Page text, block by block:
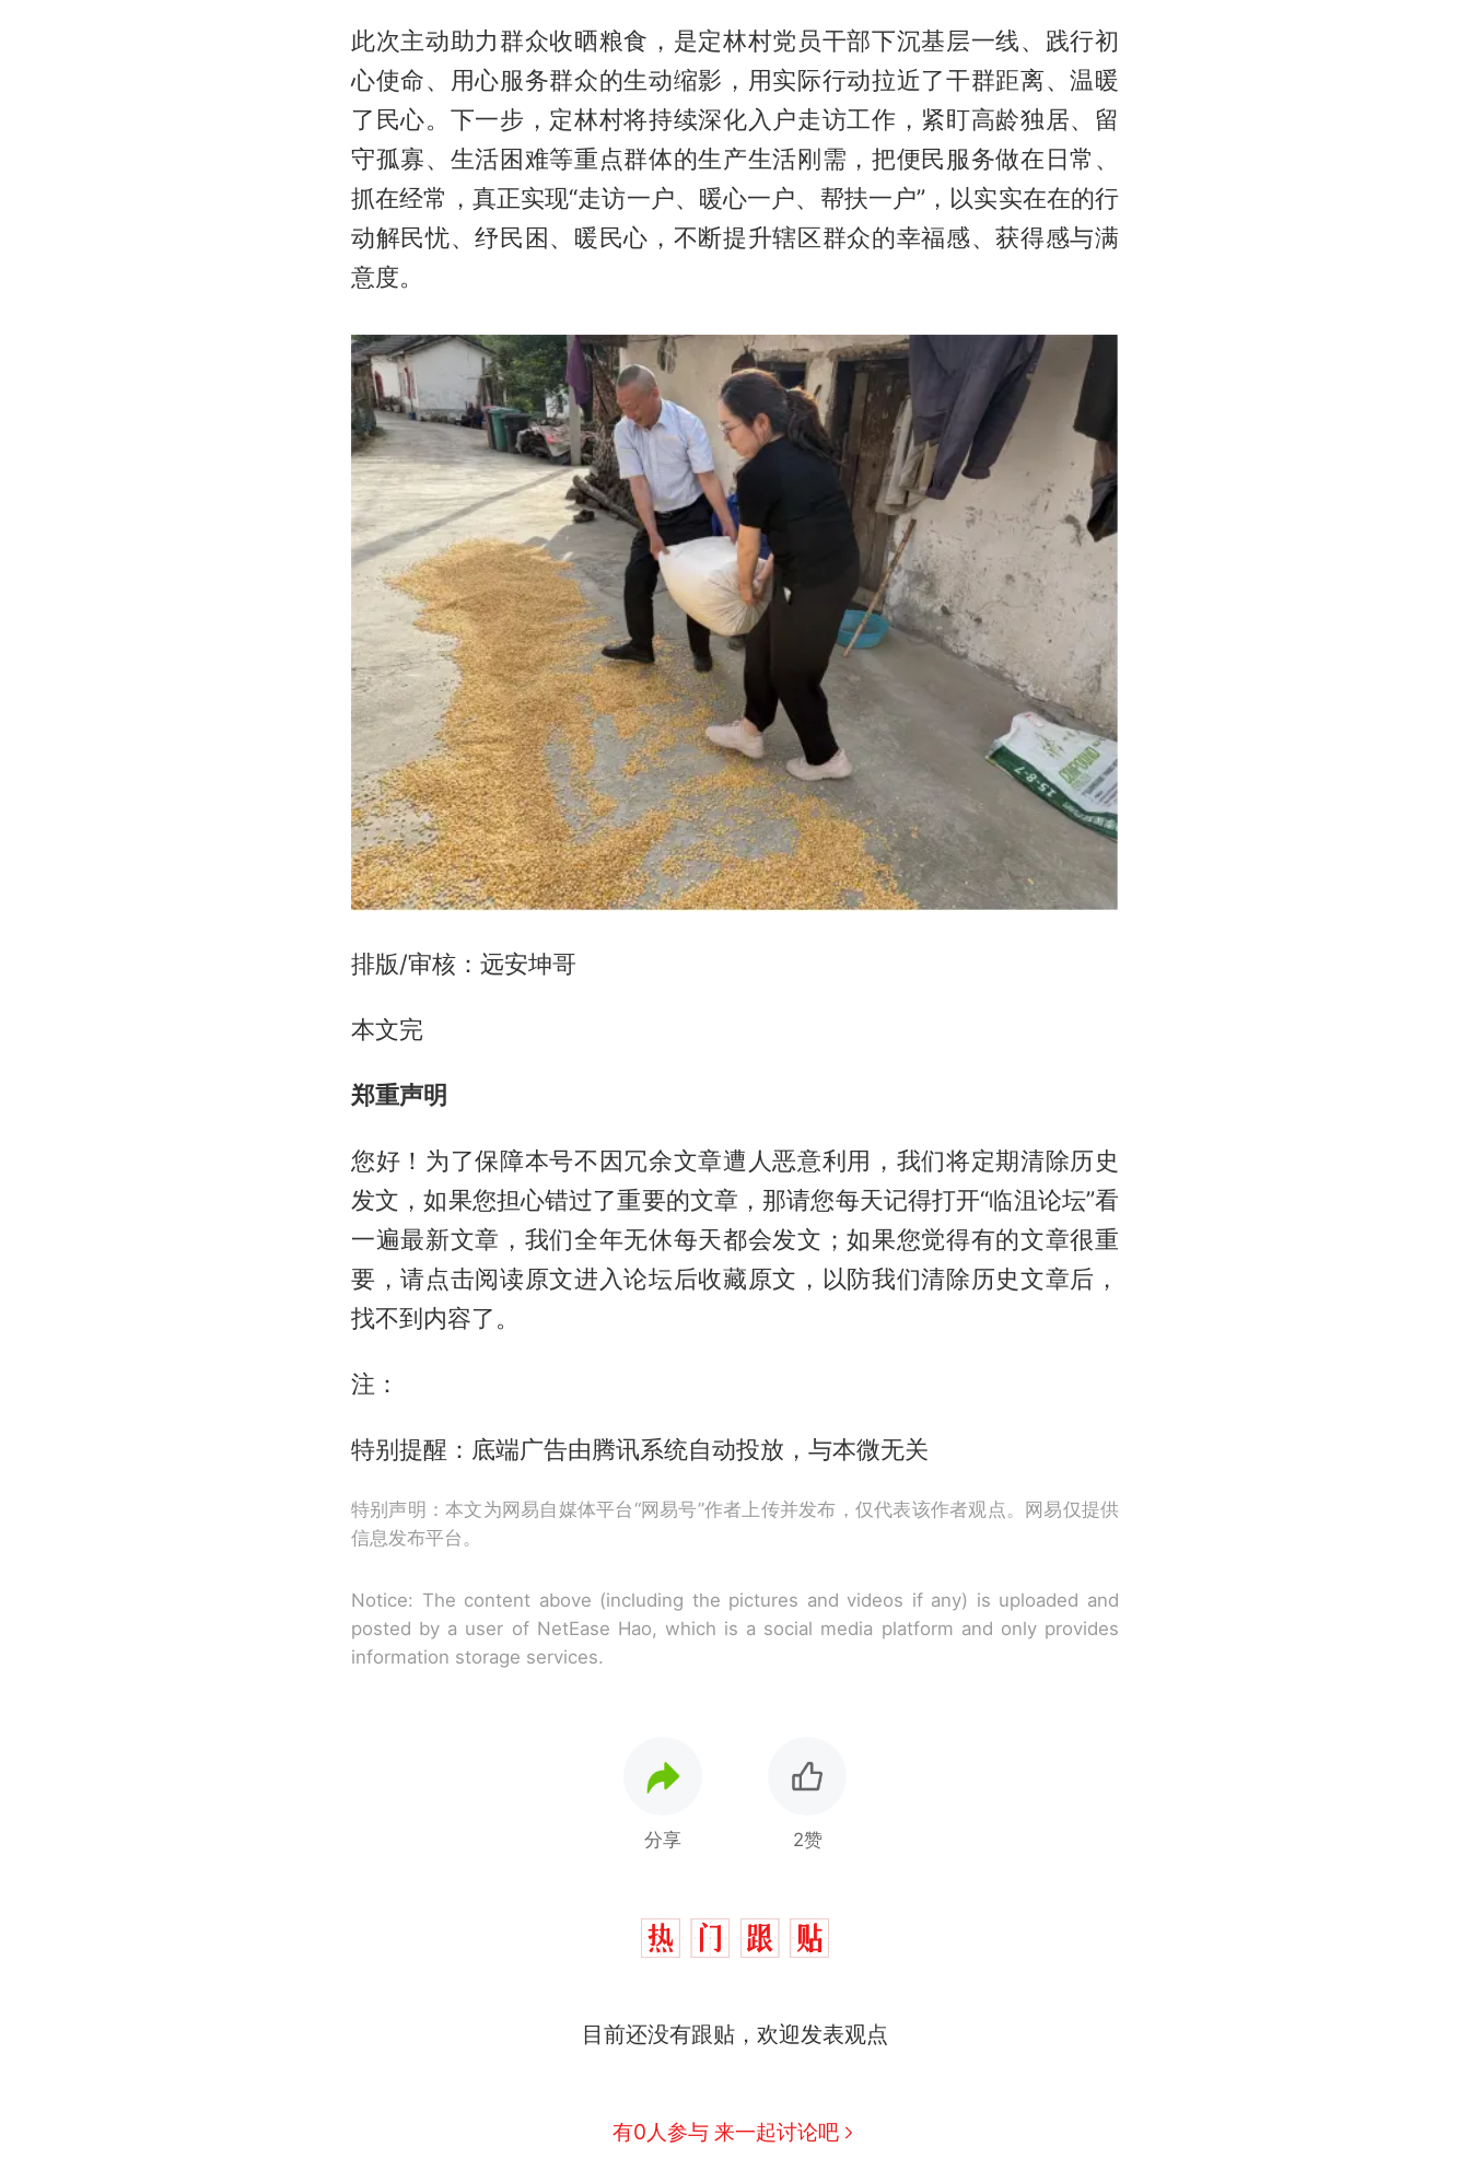
此次主动助力群众收晒粮食，是定林村党员干部下沉基层一线、践行初
心使命、用心服务群众的生动缩影，用实际行动拉近了干群距离、温暖
了民心。下一步，定林村将持续深化入户走访工作，紧盯高龄独居、留
守孤寡、生活困难等重点群体的生产生活刚需，把便民服务做在日常、
抓在经常，真正实现“走访一户、暖心一户、帮扶一户”，以实实在在的行
动解民忧、纾民困、暖民心，不断提升辖区群众的幸福感、获得感与满
意度。
排版/审核：远安坤哥
本文完
郑重声明
您好！为了保障本号不因冗余文章遭人恶意利用，我们将定期清除历史
发文，如果您担心错过了重要的文章，那请您每天记得打开“临沮论坛”看
一遍最新文章，我们全年无休每天都会发文；如果您觉得有的文章很重
要，请点击阅读原文进入论坛后收藏原文，以防我们清除历史文章后，
找不到内容了。
注：
特别提醒：底端广告由腾讯系统自动投放，与本微无关
特别声明：本文为网易自媒体平台“网易号”作者上传并发布，仅代表该作者观点。网易仅提供
信息发布平台。
Notice: The content above (including the pictures and videos if any) is uploaded and
posted by a user of NetEase Hao, which is a social media platform and only provides
information storage services.
分享 2赞
目前还没有跟贴，欢迎发表观点
有0人参与 来一起讨论吧
那个在床头放菜刀的女孩，因老师一句“跟我回家”改写了人生